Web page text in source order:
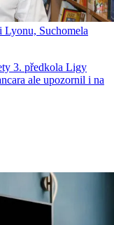
Lyonu, Suchomela
3. předkola Ligy
ale upozornil i na